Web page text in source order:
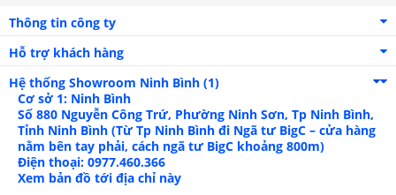
thấp trên máy giặt.
Hòa tan bột giặt/ nước giặt với nước sạch dưới
30 độ C.
Lộn trái mặt vải rồi cho vào túi lưới.
Giặt chăn ga gối tối thiểu 2 lần để đảm bảo xả
sạch hết chất tẩy rửa tích tụ bên trong.
Thông tin công ty
Hỗ trợ khách hàng
Hệ thống Showroom Ninh Bình (1)
Cơ sở 1: Ninh Bình
Số 880 Nguyễn Công Trứ, Phường Ninh Sơn, Tp Ninh Bình,
Tỉnh Ninh Bình (Từ Tp Ninh Bình đi Ngã tư BigC – cửa hàng
nằm bên tay phải, cách ngã tư BigC khoảng 800m)
Điện thoại: 0977.460.366
Xem bản đồ tới địa chỉ này